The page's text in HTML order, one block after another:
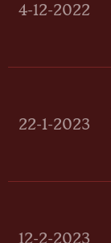
4-12-2022
22-1-2023
12-2-2023